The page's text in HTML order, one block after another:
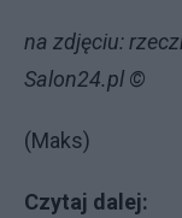
na zdjęciu:
Salon24.pl ©
(Maks)
Czytaj dalej: